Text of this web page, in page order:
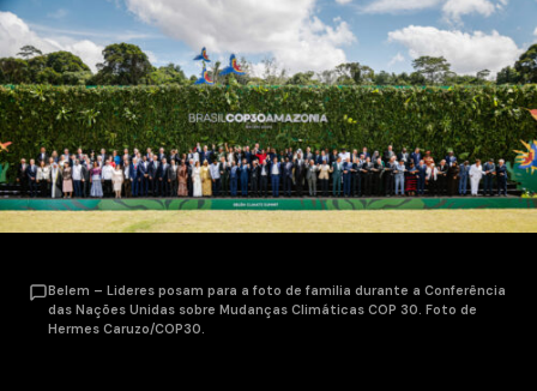
Belem – Lideres posam para a foto de familia durante a Conferência
das Nações Unidas sobre Mudanças Climáticas COP 30. Foto de
Hermes Caruzo/COP30.